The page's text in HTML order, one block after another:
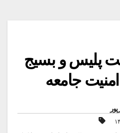
پلیس و بسیج
جامعه